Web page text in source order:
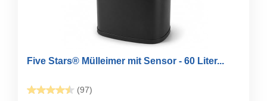
Five Stars® Mülleimer mit Sensor - 60 Liter...
(97)